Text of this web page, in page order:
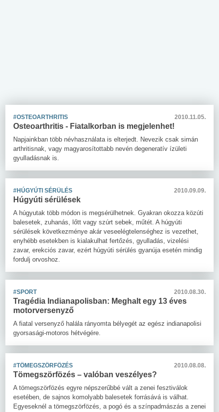
#OSTEOARTHRITIS 2010.11.05.
Osteoarthritis - Fiatalkorban is megjelenhet!
Napjainkban több névhasználata is elterjedt. Nevezik csak simán
arthritisnak, vagy magyarosítottabb nevén degeneratív ízületi
gyulladásnak is.
#HÚGYÚTI SÉRÜLÉS 2010.09.09.
Húgyúti sérülések
A húgyutak több módon is megsérülhetnek. Gyakran okozza közúti
balesetek, zuhanás, lőtt vagy szúrt sebek, műtét. A húgyúti
sérülések következménye akár veseelégtelenséghez is vezethet,
enyhébb esetekben is kialakulhat fertőzés, gyulladás, vizelési
zavar, erekciós zavar, ezért húgyúti sérülés gyanúja esetén mindig
fordulj orvoshoz.
#SPORT 2010.08.30.
Tragédia Indianapolisban: Meghalt egy 13 éves
motorversenyző
A fiatal versenyző halála rányomta bélyegét az egész indianapolisi
gyorsasági-motoros hétvégére.
#TÖMEGSZÖRFÖZÉS 2010.08.08.
Tömegszörfözés – valóban veszélyes?
A tömegszörfözés egyre népszerűbbé vált a zenei fesztiválok
esetében, de sajnos komolyabb balesetek forrásává is válhat.
Egyeseknél a tömegszörfözés, a pogó és a színpadmászás a zenei